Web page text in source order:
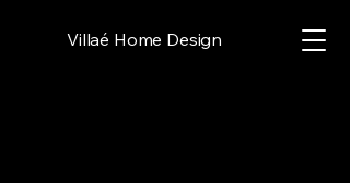
Villaé Home Design